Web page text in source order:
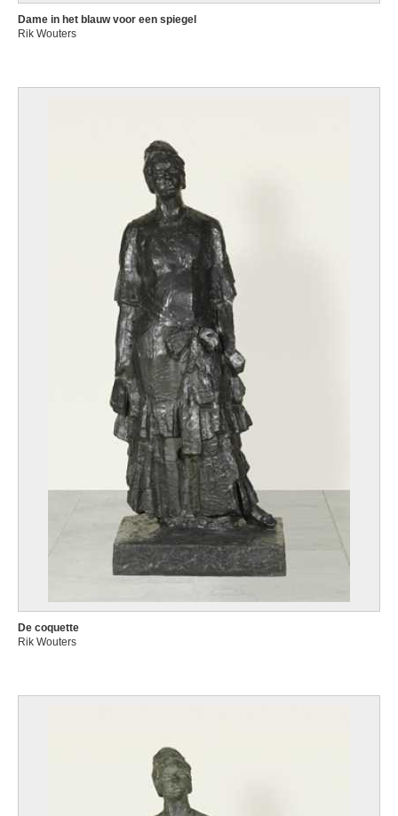
Dame in het blauw voor een spiegel
Rik Wouters
De coquette
Rik Wouters